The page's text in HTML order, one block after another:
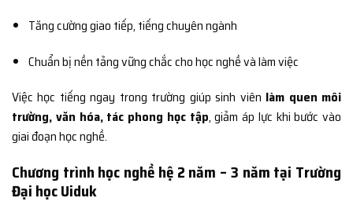
Tăng cường giao tiếp, tiếng chuyên ngành
Chuẩn bị nền tảng vững chắc cho học nghề và làm việc
Việc học tiếng ngay trong trường giúp sinh viên làm quen môi
trường, văn hóa, tác phong học tập, giảm áp lực khi bước vào
giai đoạn học nghề.
Chương trình học nghề hệ 2 năm – 3 năm tại Trường
Đại học Uiduk